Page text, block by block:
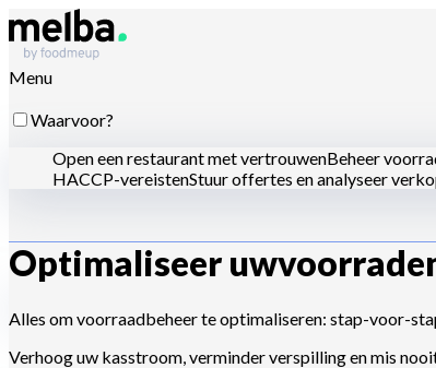
Menu
Waarvoor?
Open een restaurant met vertrouwenBeheer
HACCP-vereistenStuur offertes en analyseer
Voor wie?
Optimaliseer uw
Alles om voorraadbeheer te optimaliseren: stap-voor-
Verhoog uw kasstroom, verminder verspilling en mis